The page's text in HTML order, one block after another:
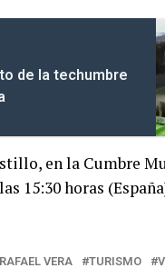
de la techumbre
en la Cumbre
15:30 horas
RAFAEL VERA TURISMO